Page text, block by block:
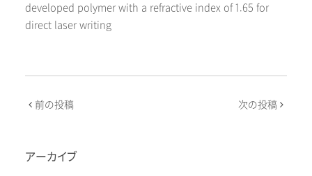
developed polymer with a refractive index of 1.65 for
direct laser writing
投
ビ
前の投稿 次の投稿
アーカイブ